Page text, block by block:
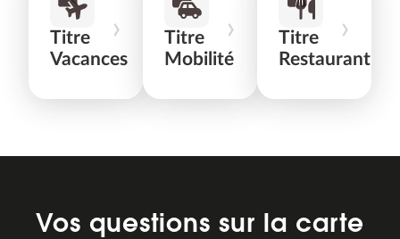
Titre
Vacances
Titre
Mobilité
Titre
Restaurant
Vos questions sur la carte